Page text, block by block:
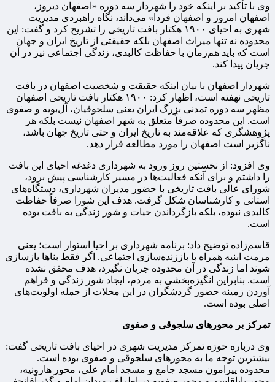
وی با تأکید بر اینکه خود را شهردار سه دوره «اصفهان دیروز،
اصفهان امروز و اصفهان فردا» می‌داند، نگاه راهبردی مدیریت
شهری به احیای ۱۹۰۰ هکتار بافت تاریخی را تشریح کرد و گفت: این
محدوده نه تنها میراث اصفهان بلکه حقیقتی از تاریخ ایران و جهان
است که باید هم‌زمان با حفاظت کالبدی، زندگی اجتماعی نیز در آن
جریان پیدا کند.
شهردار اصفهان با بیان اینکه حقیقت و شخصیت اصفهان در بافت
تاریخی نهفته است، اظهار کرد: ۱۹۰۰ هکتار بافت تاریخی اصفهان
مظهر سه دوره تمدنی بزرگ ایران یعنی سلجوقیان، آل‌بویه و صفوی
است. این محدوده صرفاً متعلق به شهر اصفهان نیست بلکه هر
پژوهشگری که علاقه‌مند به تاریخ ایران و حتی تاریخ جهان باشد،
ناگزیر است اصفهان را مورد مطالعه قرار دهد.
وی افزود: از نخستین روز ورود به شهرداری دغدغه احیای این بافت
را داشتم و برای آنکه فعالیت‌ها در مسیر کارشناسی پیش برود،
شورای عالی بافت تاریخی با حضور مدیران شهرداری، دستگاه‌های
استانی و کارشناسان شکل گرفت. هدف این شورا صرفاً حفاظت
کالبدی نبوده، بلکه بازگرداندن حیات و شور زندگی به بافت بوده
است.
قاسم‌زاده توضیح داد: برنامه شهرداری بر احیا استوار است؛ یعنی
مرمت ابنیه همراه با باززنده‌سازی اجتماعی. اگر فقط بناها بازسازی
شوند اما زندگی در آن محدوده جریان نگیرد، هدف محقق نشده
است. بنابراین انگیزه‌بخشی به مردم، ایجاد شور زندگی و فراهم
آوردن زمینه حضور گردشگران در این محلات از جمله اولویت‌های
اصلی بوده است.
تمرکز بر محورهای سلجوقی و صفوی
وی درباره حوزه تمرکز مدیریت شهری در احیای بافت تاریخی گفت:
بیشترین توجه ما به محورهای سلجوقی و صفوی بوده است.
محدوده پیرامون مسجد جامع و مسجد امام علی، محور هارونیه،